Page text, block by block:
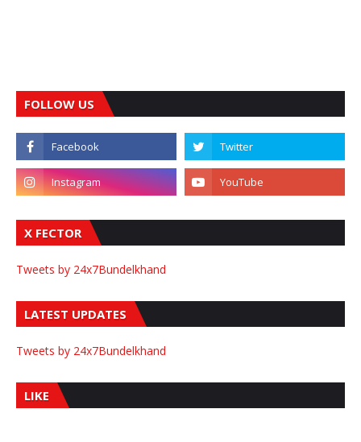
FOLLOW US
X FECTOR
Tweets by 24x7Bundelkhand
LATEST UPDATES
Tweets by 24x7Bundelkhand
LIKE